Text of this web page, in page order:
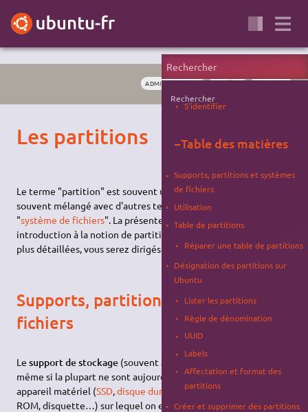
ADMINISTRATION SYSTÈME MONTAGE
Les partitions
Le terme "partition" est souvent utilisé à tort et à travers,
souvent mélangé avec d'autres termes tels que "disque" ou
"système de fichiers". La présente page se veut être une
introduction à la notion de partitions. Pour des informations
plus détaillées, vous serez dirigés vers des sites de référence.
Supports, partitions et systèmes de
fichiers
Lesupport de stockage (souvent appelé
même si la plupart ne sont aujourd'hui plus des disques) est un
appareil matériel (SSD ,disque dur , carte SD, clé
ROM, disquette…) sur lequel on emmagasine des données
Rechercher
S'identifier
−Table des matières
Supports, partitions et systèmes
de fichiers
Utilisation
Table de partitions
Réparer une table de partitions
Désignation des partitions sur
Ubuntu
Lister les partitions
Règle de dénomination
UUID
Labels
Affectation et format des
partitions
Créer et supprimer des partitions